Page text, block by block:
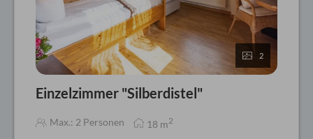
2
Einzelzimmer "Silberdistel"
Max.: 2 Personen 18 m2